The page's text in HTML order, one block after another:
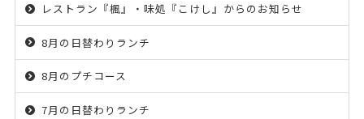
レストラン『楓』・味処『こけし』からのお知らせ
8月の日替わりランチ
8月のプチコース
7月の日替わりランチ